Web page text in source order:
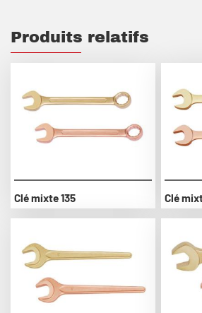
Produits relatifs
Clé mixte 135 Clé